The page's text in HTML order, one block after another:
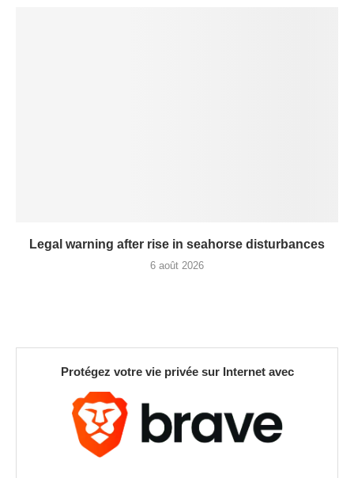
Legal warning after rise in seahorse disturbances
6 août 2026
Protégez votre vie privée sur Internet avec